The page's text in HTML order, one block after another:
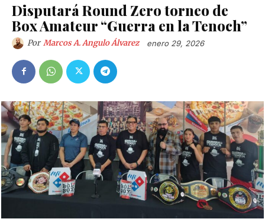
Disputará Round Zero torneo de
Box Amateur “Guerra en la Tenoch”
Por Marcos A. Angulo Álvarez enero 29, 2026